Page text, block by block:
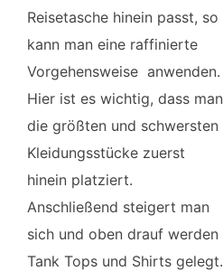
Reisetasche hinein passt, so
kann man eine raffinierte
Vorgehensweise anwenden.
Hier ist es wichtig, dass man
die größten und schwersten
Kleidungsstücke zuerst
hinein platziert.
Anschließend steigert man
sich und oben drauf werden
Tank Tops und Shirts gelegt.